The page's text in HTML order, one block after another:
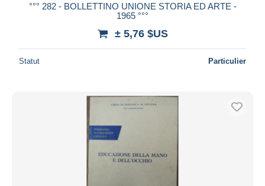
°°° 282 - BOLLETTINO UNIONE STORIA ED ARTE -
1965 °°°
± 5,76 $US
Statut Particulier